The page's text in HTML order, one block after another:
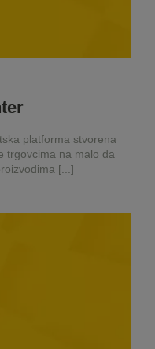
platforma stvorena
trgovcima na malo da
[...]